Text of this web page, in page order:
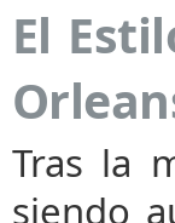
El
Tras la
siendo